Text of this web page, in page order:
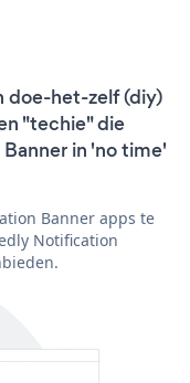
doe-het-zelf (diy)
"techie" die
in 'no time'
Banner apps te
Notification